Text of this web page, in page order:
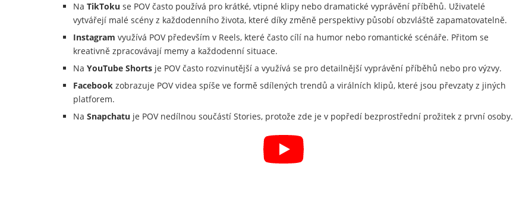
Na TikToku se POV často používá pro krátké, vtipné klipy nebo dramatické vyprávění příběhů. Uživatelé
vytvářejí malé scény z každodenního života, které díky změně perspektivy působí obzvláště zapamatovatelně.
Instagram využívá POV především v Reels, které často cílí na humor nebo romantické scénáře. Přitom se
kreativně zpracovávají memy a každodenní situace.
Na YouTube Shorts je POV často rozvinutější a využívá se pro detailnější vyprávění příběhů nebo pro výzvy.
Facebook zobrazuje POV videa spíše ve formě sdílených trendů a virálních klipů, které jsou převzaty z jiných
platforem.
Na Snapchatu je POV nedílnou součástí Stories, protože zde je v popředí bezprostřední prožitek z první osoby.